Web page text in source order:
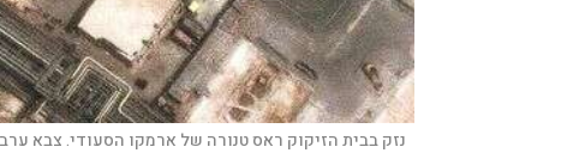
נזק בבית הזיקוק ראס טנורה של ארמקו הסעודי. צבא